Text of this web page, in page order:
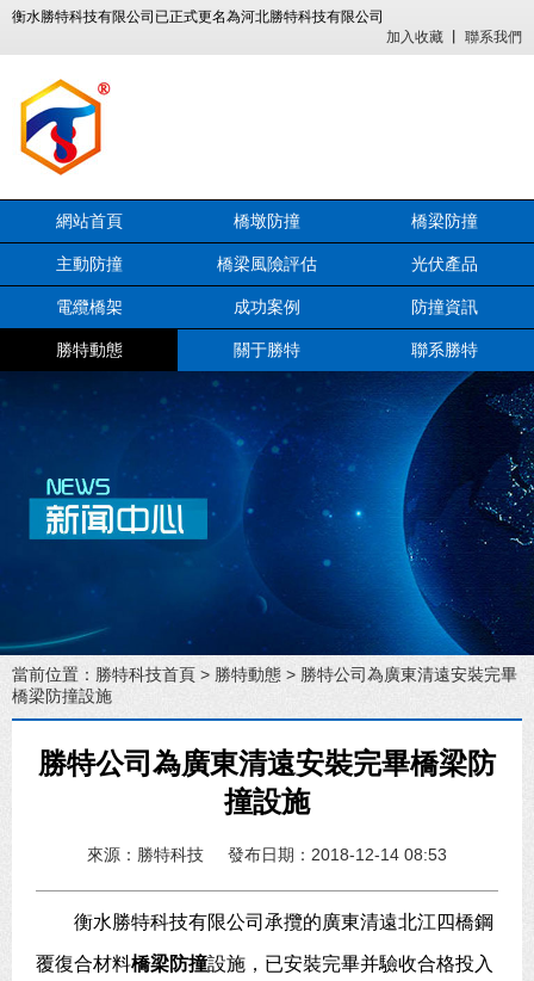
衡水勝特科技有限公司已正式更名為河北勝特科技有限公司
加入收藏
聯系我們
網站首頁 橋墩防撞 橋梁防撞
主動防撞 橋梁風險評估 光伏產品
電纜橋架 成功案例 防撞資訊
勝特動態 關于勝特 聯系勝特
當前位置： 勝特科技首頁 > 勝特動態 > 勝特公司為廣東清遠安裝完畢
橋梁防撞設施
勝特公司為廣東清遠安裝完畢橋梁防
撞設施
來源：勝特科技 發布日期：2018-12-14 08:53
衡水勝特科技有限公司承攬的廣東清遠北江四橋鋼
覆復合材料橋梁防撞設施，已安裝完畢并驗收合格投入